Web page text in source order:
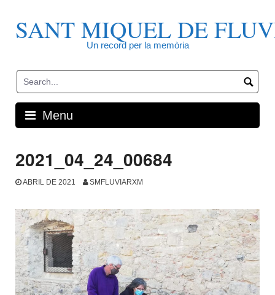
contentSANT MIQUEL DE
Un record per la memòria
Menu
2021_04_24_00684
ABRIL DE 2021 SMFLUVIARXM